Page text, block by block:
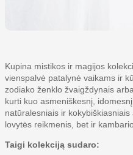
Kupina mistikos ir magijos
vienspalvė patalynė vaikams ir
zodiako ženklo žvaigždynais
kurti kuo asmeniškesnį,
natūralesniais ir
lovytės reikmenis, bet ir
Taigi kolekciją sudaro: